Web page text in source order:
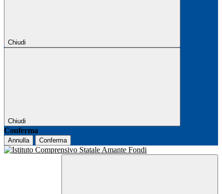
Chiudi
Chiudi
Conferma
Annulla Conferma